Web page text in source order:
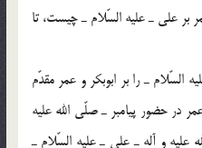
بر علي ـ عليه السّلام ـ چيست، تا
السّلام ـ را بر ابوبكر و عمر مقدّم
در حضور پيامبر ـ صلّي الله عليه
عليه و آله ـ علي ـ عليه السّلام ـ